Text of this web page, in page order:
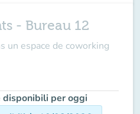
- Bureau 12
un espace de coworking
disponibili per oggi